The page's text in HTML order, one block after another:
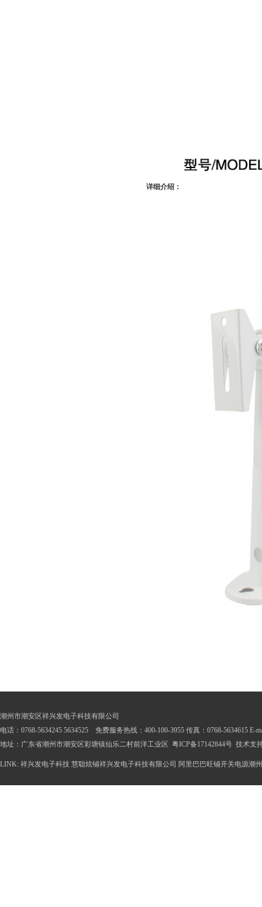
详细介绍：
潮州市潮安区祥兴发电子科技有限公司
电话：0768-5634245 5634525 免费服务热线：400-100-3955 传真：0768-5634615 E-
地址：广东省潮州市潮安区彩塘镇仙乐二村前洋工业区 粤ICP备17142844号 技术支
LINK: 祥兴发电子科技 慧聪炫铺祥兴发电子科技有限公司 阿里巴巴旺铺开关电源潮